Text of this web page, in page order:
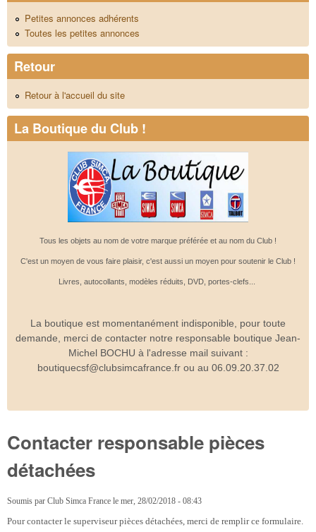
Petites annonces adhérents
Toutes les petites annonces
Retour
Retour à l'accueil du site
La Boutique du Club !
Tous les objets au nom de votre marque préférée et au nom du Club !
C'est un moyen de vous faire plaisir, c'est aussi un moyen pour soutenir le Club !
Livres, autocollants, modèles réduits, DVD, portes-clefs...
La boutique est momentanément indisponible, pour toute
demande, merci de contacter notre responsable boutique Jean-
Michel BOCHU à l'adresse mail suivant :
boutiquecsf@clubsimcafrance.fr ou au 06.09.20.37.02
Contacter responsable pièces
détachées
Soumis par Club Simca France le mer, 28/02/2018 - 08:43
Pour contacter le superviseur pièces détachées, merci de remplir ce formulaire.